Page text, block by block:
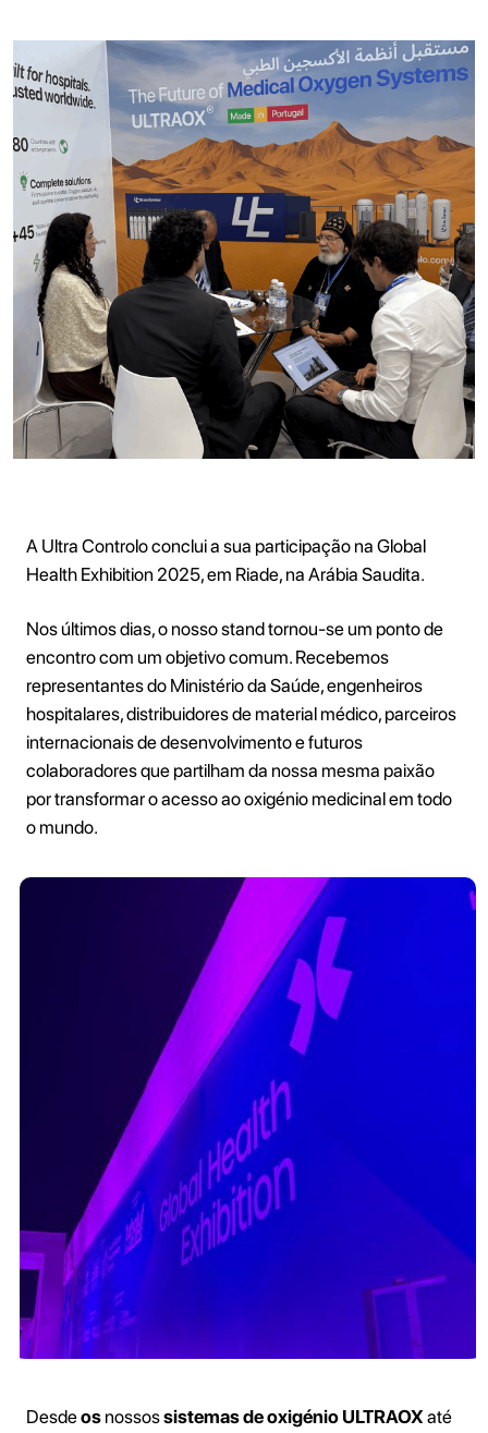
A Ultra Controlo conclui a sua participação na Global
Health Exhibition 2025, em Riade, na Arábia Saudita.
Nos últimos dias, o nosso stand tornou-se um ponto de
encontro com um objetivo comum. Recebemos
representantes do Ministério da Saúde, engenheiros
hospitalares, distribuidores de material médico, parceiros
internacionais de desenvolvimento e futuros
colaboradores que partilham da nossa mesma paixão
por transformar o acesso ao oxigénio medicinal em todo
o mundo.
Desdeosnossossistemas de oxigénio ULTRAOX até